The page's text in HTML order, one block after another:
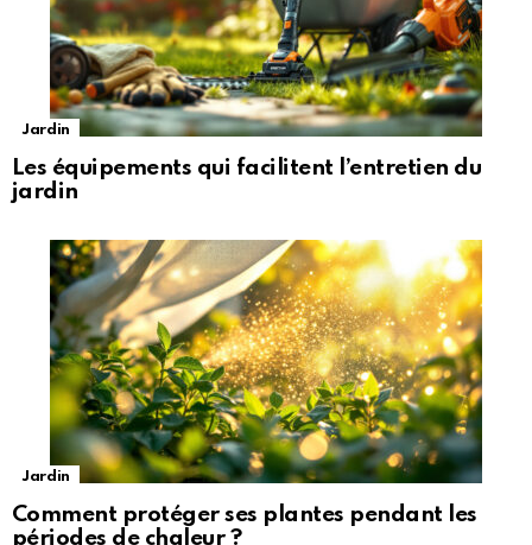
Jardin
Les équipements qui facilitent l’entretien du
jardin
Jardin
Comment protéger ses plantes pendant les
périodes de chaleur ?